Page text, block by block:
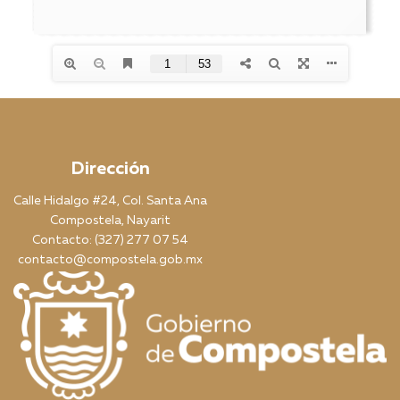
Dirección
Calle Hidalgo #24, Col. Santa Ana
Compostela, Nayarit
Contacto: (327) 277 07 54
contacto@compostela.gob.mx